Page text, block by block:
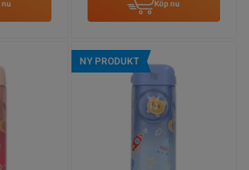
Köp nu
NY PRODUKT